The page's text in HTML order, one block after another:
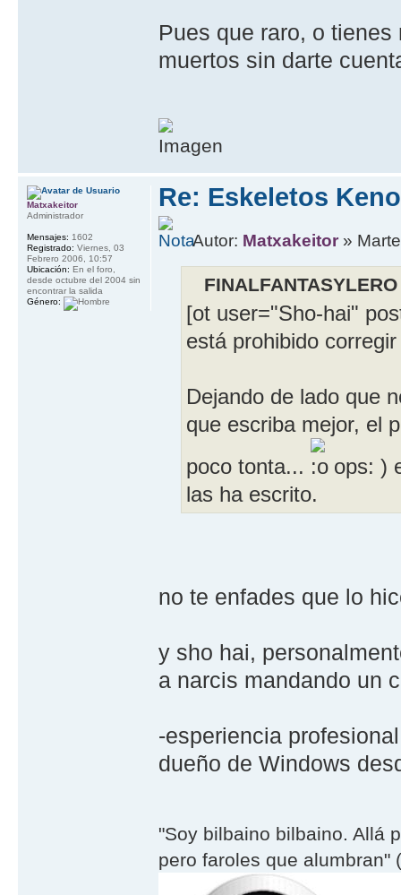
Pues que raro, o
muertos sin darte
Re: Eskeletos
Autor: Matxakeitor »
[ot user="Sho-hai"
está prohibido
Dejando de lado que
que escriba mejor, el
poco tonta...
ops: )
las ha escrito.
no te enfades que lo
y sho hai,
a narcis mandando un
-esperiencia profesional
dueño de Windows
"Soy bilbaino bilbaino. Allá
pero faroles que alumbran"
Matxakeitor
Administrador
Mensajes: 1602
Registrado: Viernes, 03
Febrero 2006, 10:57
Ubicación: En el foro,
desde octubre del 2004 sin
encontrar la salida
Género: